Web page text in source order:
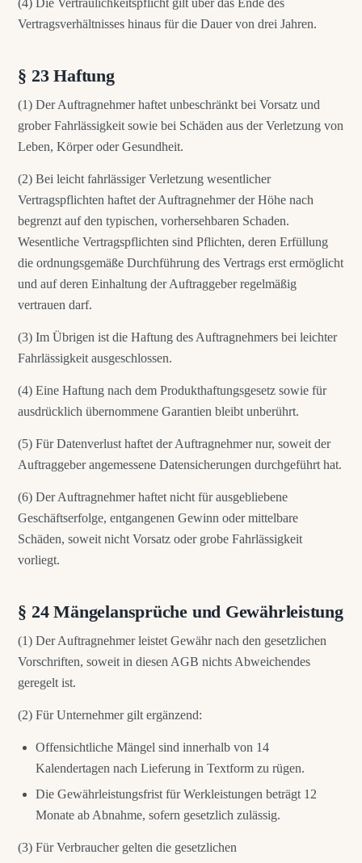
(4) Die Vertraulichkeitspflicht gilt über das Ende des
Vertragsverhältnisses hinaus für die Dauer von drei Jahren.
§ 23 Haftung
(1) Der Auftragnehmer haftet unbeschränkt bei Vorsatz und
grober Fahrlässigkeit sowie bei Schäden aus der Verletzung von
Leben, Körper oder Gesundheit.
(2) Bei leicht fahrlässiger Verletzung wesentlicher
Vertragspflichten haftet der Auftragnehmer der Höhe nach
begrenzt auf den typischen, vorhersehbaren Schaden.
Wesentliche Vertragspflichten sind Pflichten, deren Erfüllung
die ordnungsgemäße Durchführung des Vertrags erst ermöglicht
und auf deren Einhaltung der Auftraggeber regelmäßig
vertrauen darf.
(3) Im Übrigen ist die Haftung des Auftragnehmers bei leichter
Fahrlässigkeit ausgeschlossen.
(4) Eine Haftung nach dem Produkthaftungsgesetz sowie für
ausdrücklich übernommene Garantien bleibt unberührt.
(5) Für Datenverlust haftet der Auftragnehmer nur, soweit der
Auftraggeber angemessene Datensicherungen durchgeführt hat.
(6) Der Auftragnehmer haftet nicht für ausgebliebene
Geschäftserfolge, entgangenen Gewinn oder mittelbare
Schäden, soweit nicht Vorsatz oder grobe Fahrlässigkeit
vorliegt.
§ 24 Mängelansprüche und Gewährleistung
(1) Der Auftragnehmer leistet Gewähr nach den gesetzlichen
Vorschriften, soweit in diesen AGB nichts Abweichendes
geregelt ist.
(2) Für Unternehmer gilt ergänzend:
Offensichtliche Mängel sind innerhalb von 14
Kalendertagen nach Lieferung in Textform zu rügen.
Die Gewährleistungsfrist für Werkleistungen beträgt 12
Monate ab Abnahme, sofern gesetzlich zulässig.
(3) Für Verbraucher gelten die gesetzlichen